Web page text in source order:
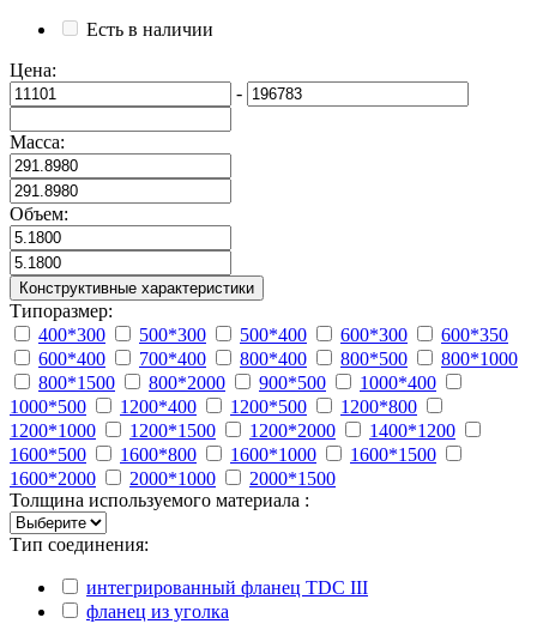
Есть в наличии
Цена:
-
Масса:
Объем:
Конструктивные характеристики
Типоразмер:
400*300
500*300 500*400 600*300
600*350
600*400
700*400 800*400 800*500
800*1000
800*1500
800*2000 900*500
1000*400
1000*500
1200*400 1200*500
1200*800
1200*1000
1200*1500 1200*2000
1400*1200
1600*500
1600*800 1600*1000
1600*1500
1600*2000
2000*1000
2000*1500
Толщина используемого материала :
Тип соединения:
интегрированный фланец TDC III
фланец из уголка